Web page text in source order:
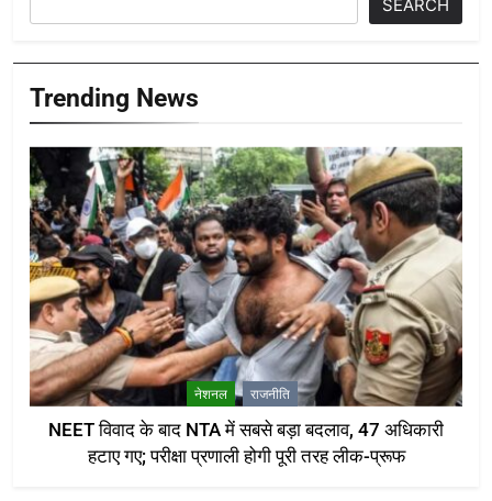
SEARCH
Trending News
नेशनल राजनीति
NEET विवाद के बाद NTA में सबसे बड़ा बदलाव, 47 अधिकारी
हटाए गए; परीक्षा प्रणाली होगी पूरी तरह लीक-प्रूफ